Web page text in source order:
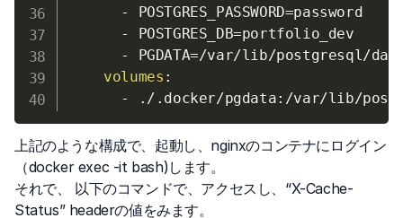
-
POSTGRES_PASSWORD=password
-
POSTGRES_DB=portfolio_dev
-
PGDATA=/var/lib/postgresql/
volumes :
-
./.docker/pgdata:
上記のような構成で、起動し、nginxのコンテナにログイン
（docker exec -it bash)します。
それで、 以下のコマンドで、アクセスし、“X-Cache-
Status” headerの値をみます。